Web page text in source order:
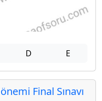
D E
Final Sınavı